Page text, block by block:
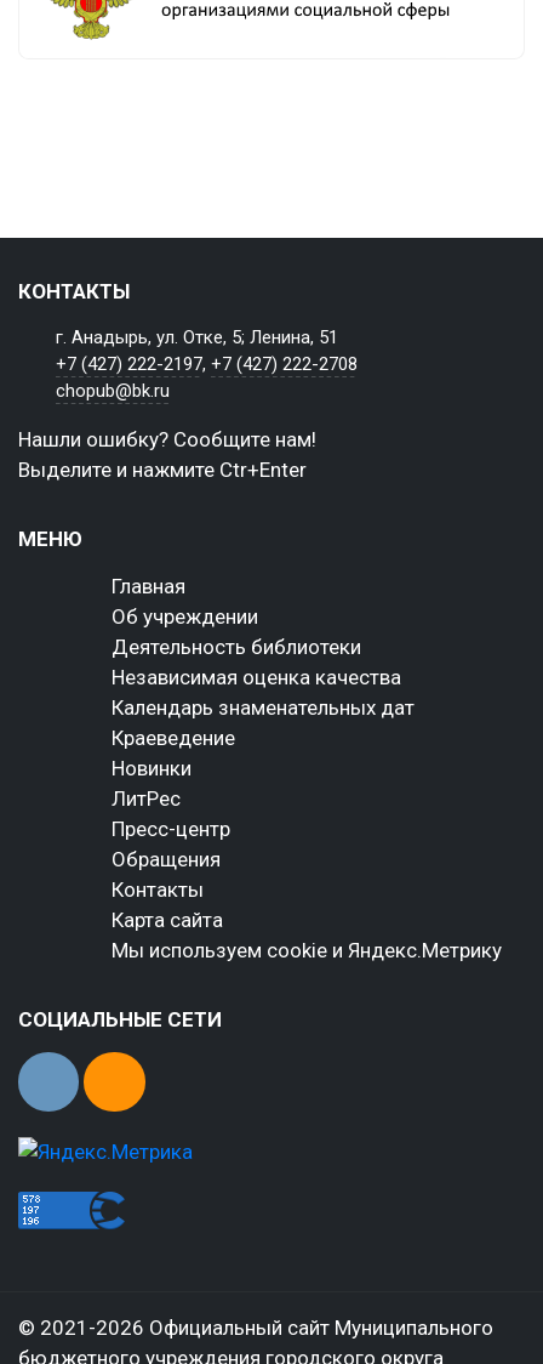
КОНТАКТЫ
г. Анадырь, ул. Отке, 5; Ленина, 51
+7 (427) 222-2197,+7 (427) 222-2708
chopub@bk.ru
Нашли ошибку? Сообщите нам!
Выделите и нажмите Ctr+Enter
МЕНЮ
Главная
Об учреждении
Деятельность библиотеки
Независимая оценка качества
Календарь знаменательных дат
Краеведение
Новинки
ЛитРес
Пресс-центр
Обращения
Контакты
Карта сайта
Мы используем cookie и Яндекс.Метрику
СОЦИАЛЬНЫЕ СЕТИ
© 2021-2026 Официальный сайт Муниципального
бюджетного учреждения городского округа